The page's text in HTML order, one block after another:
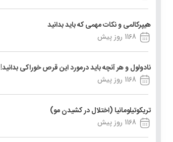
هیپرکالمی و نکات مهمی که باید بدانید
1168 روز پیش
نادولول و هر آنچه باید درمورد این قرص خوراکی بدانید!
1168 روز پیش
تریکوتیلومانیا (اختلال در کشیدن مو)
1168 روز پیش